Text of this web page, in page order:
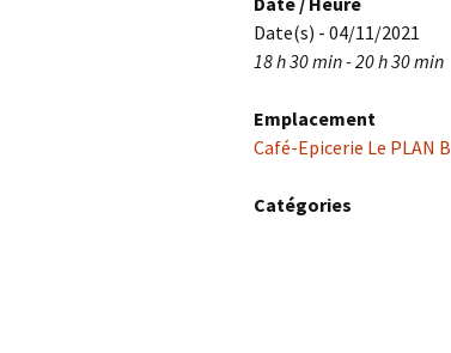
Date(s) - 04/11/2021
18 h 30 min - 20 h 30 min
Emplacement
Café-Epicerie Le PLAN B
Catégories